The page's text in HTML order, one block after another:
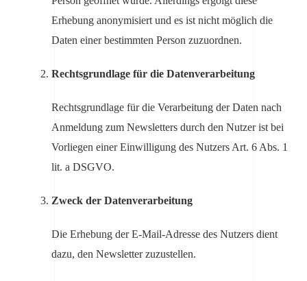
Erhebung anonymisiert und es ist nicht möglich die
Daten einer bestimmten Person zuzuordnen.
Rechtsgrundlage für die Datenverarbeitung
Rechtsgrundlage für die Verarbeitung der Daten nach
Anmeldung zum Newsletters durch den Nutzer ist bei
Vorliegen einer Einwilligung des Nutzers Art. 6 Abs. 1
lit. a DSGVO.
Zweck der Datenverarbeitung
Die Erhebung der E-Mail-Adresse des Nutzers dient
dazu, den Newsletter zuzustellen.